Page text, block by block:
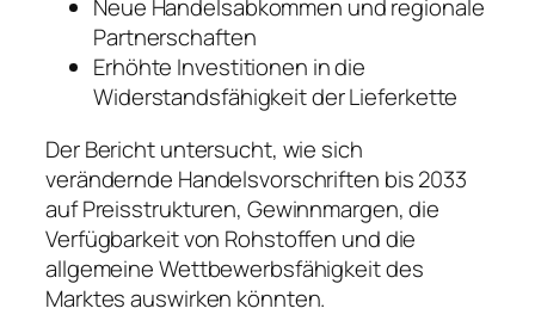
Neue Handelsabkommen und regionale
Partnerschaften
Erhöhte Investitionen in die
Widerstandsfähigkeit der Lieferkette
Der Bericht untersucht, wie sich
verändernde Handelsvorschriften bis 2033
auf Preisstrukturen, Gewinnmargen, die
Verfügbarkeit von Rohstoffen und die
allgemeine Wettbewerbsfähigkeit des
Marktes auswirken könnten.